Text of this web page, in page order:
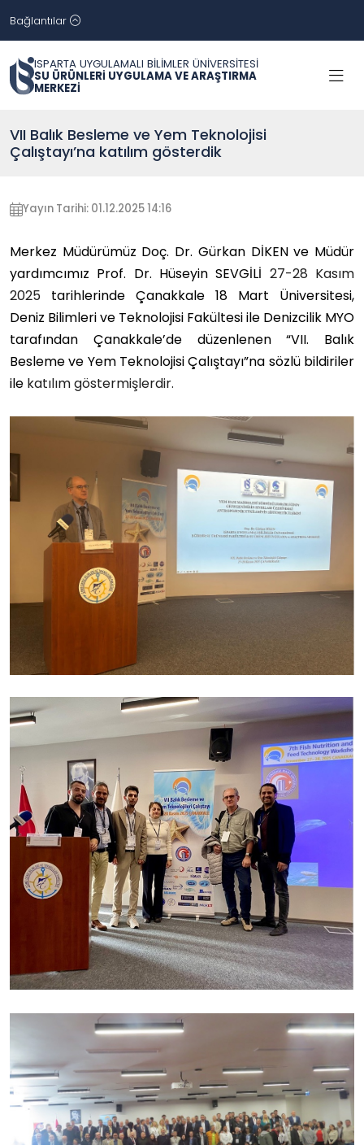
Bağlantılar
ISPARTA UYGULAMALI BİLİMLER ÜNİVERSİTESİ
SU ÜRÜNLERİ UYGULAMA VE ARAŞTIRMA
MERKEZİ
VII Balık Besleme ve Yem Teknolojisi
Çalıştayı’na katılım gösterdik
Yayın Tarihi: 01.12.2025 14:16
Merkez Müdürümüz Doç. Dr. Gürkan DİKEN ve Müdür
yardımcımız Prof. Dr. Hüseyin SEVGİLİ 27-28 Kasım
2025 tarihlerinde Çanakkale 18 Mart Üniversitesi,
Deniz Bilimleri ve Teknolojisi Fakültesi ile Denizcilik MYO
tarafından Çanakkale’de düzenlenen “VII. Balık
Besleme ve Yem Teknolojisi Çalıştayı”na sözlü bildiriler
ile katılım göstermişlerdir.